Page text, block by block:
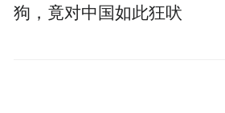
狗，竟对中国如此狂吠